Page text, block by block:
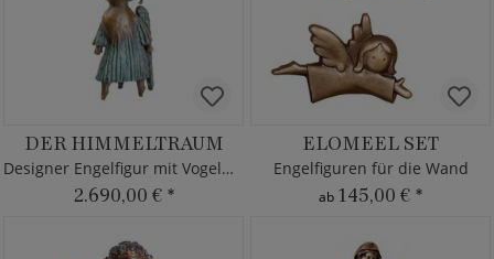
DER HIMMELTRAUM
Designer Engelfigur mit Vogelmaske - Bronze
2.690,00 € *
ELOMEEL SET
Engelfiguren für die Wand
ab 145,00 € *